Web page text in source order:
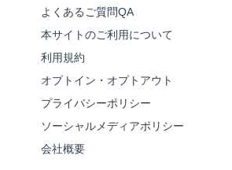
よくあるご質問QA
本サイトのご利用について
利用規約
オプトイン・オプトアウト
プライバシーポリシー
ソーシャルメディアポリシー
会社概要